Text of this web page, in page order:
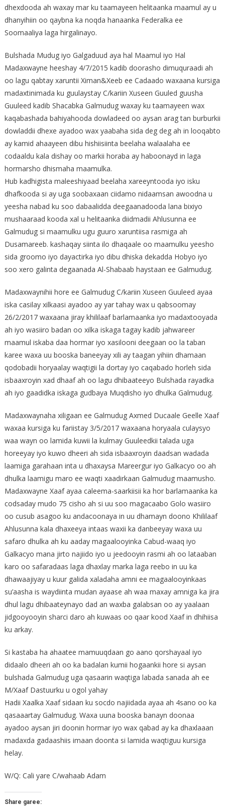
dhexdooda ah waxay mar ku taamayeen helitaanka maamul ay u
dhanyihiin oo qaybna ka noqda hanaanka Federalka ee
Soomaaliya laga hirgalinayo.
Bulshada Mudug iyo Galgaduud aya hal Maamul iyo Hal
Madaxwayne heeshay 4/7/2015 kadib doorasho dimuquraadi ah
oo lagu qabtay xaruntii Ximan&Xeeb ee Cadaado waxaana kursiga
madaxtinimada ku guulaystay C/kariin Xuseen Guuled guusha
Guuleed kadib Shacabka Galmudug waxay ku taamayeen wax
kaqabashada bahiyahooda dowladeed oo aysan arag tan burburkii
dowladdii dhexe ayadoo wax yaabaha sida deg deg ah in looqabto
ay kamid ahaayeen dibu hishiisiinta beelaha walaalaha ee
codaaldu kala dishay oo markii horaba ay haboonayd in laga
hormarsho dhismaha maamulka.
Hub kadhigista maleeshiyaad beelaha xareeyntooda iyo isku
dhafkooda si ay uga soobaxaan ciidamo nidaamsan awoodna u
yeesha nabad ku soo dabaalidda deegaanadooda lana bixiyo
mushaaraad kooda xal u helitaanka diidmadii Ahlusunna ee
Galmudug si maamulku ugu guuro xaruntiisa rasmiga ah
Dusamareeb. kashaqay siinta ilo dhaqaale oo maamulku yeesho
sida groomo iyo dayactirka iyo dibu dhiska dekadda Hobyo iyo
soo xero galinta degaanada Al-Shabaab haystaan ee Galmudug.
Madaxwaynihii hore ee Galmudug C/kariin Xuseen Guuleed ayaa
iska casilay xilkaasi ayadoo ay yar tahay wax u qabsoomay
26/2/2017 waxaana jiray khililaaf barlamaanka iyo madaxtooyada
ah iyo wasiiro badan oo xilka iskaga tagay kadib jahwareer
maamul iskaba daa hormar iyo xasilooni deegaan oo la taban
karee waxa uu booska baneeyay xili ay taagan yihiin dhamaan
qodobadii horyaalay waqtigii la dortay iyo caqabado horleh sida
isbaaxroyin xad dhaaf ah oo lagu dhibaateeyo Bulshada rayadka
ah iyo gaadidka iskaga gudbaya Muqdisho iyo dhulka Galmudug.
Madaxwaynaha xiligaan ee Galmudug Axmed Ducaale Geelle Xaaf
waxaa kursiga ku fariistay 3/5/2017 waxaana horyaala culaysyo
waa wayn oo lamida kuwii la kulmay Guuleedkii talada uga
horeeyay iyo kuwo dheeri ah sida isbaaxroyin daadsan wadada
laamiga garahaan inta u dhaxaysa Mareergur iyo Galkacyo oo ah
dhulka laamigu maro ee waqti xaadirkaan Galmudug maamusho.
Madaxwayne Xaaf ayaa caleema-saarkiisii ka hor barlamaanka ka
codsaday mudo 75 cisho ah si uu soo magacaabo Golo wasiiro
oo cusub asagoo ku andacoonaya in uu dhamayn doono Khililaaf
Ahlusunna kala dhaxeeya intaas waxii ka danbeeyay waxa uu
safaro dhulka ah ku aaday magaalooyinka Cabud-waaq iyo
Galkacyo mana jirto najiido iyo u jeedooyin rasmi ah oo lataaban
karo oo safaradaas laga dhaxlay marka laga reebo in uu ka
dhawaajiyay u kuur galida xaladaha amni ee magaalooyinkaas
su’aasha is waydiinta mudan ayaase ah waa maxay amniga ka jira
dhul lagu dhibaateynayo dad an waxba galabsan oo ay yaalaan
jidgooyooyin sharci daro ah kuwaas oo qaar kood Xaaf in dhihiisa
ku arkay.
Si kastaba ha ahaatee mamuuqdaan go aano qorshayaal iyo
didaalo dheeri ah oo ka badalan kumii hogaankii hore si aysan
bulshada Galmudug uga qasaarin waqtiga labada sanada ah ee
M/Xaaf Dastuurku u ogol yahay
Hadii Xaalka Xaaf sidaan ku socdo najiidada ayaa ah 4sano oo ka
qasaaartay Galmudug. Waxa uuna booska banayn doonaa
ayadoo aysan jiri doonin hormar iyo wax qabad ay ka dhaxlaaan
madaxda gadaashiis imaan doonta si lamida waqtiguu kursiga
helay.
W/Q: Cali yare C/wahaab Adam
Share garee: